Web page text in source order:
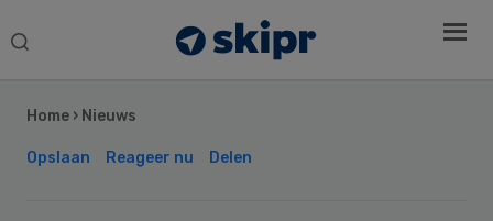
Search
Home › Nieuws
Opslaan Reageer nu Delen
Sidebar